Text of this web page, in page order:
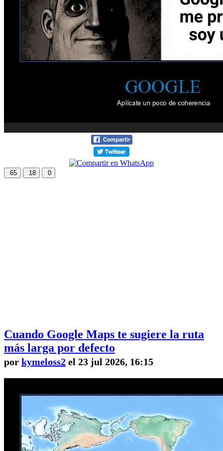
65 18 0
Cuando Google Maps te sugiere la ruta
más larga por defecto
por kymeloss2 el 23 jul 2026, 16:15